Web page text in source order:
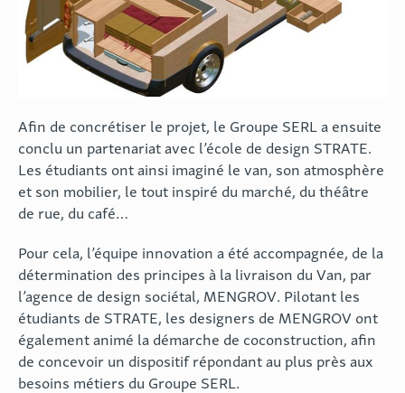
Afin de concrétiser le projet, le Groupe SERL a ensuite
conclu un partenariat avec l’école de design STRATE.
Les étudiants ont ainsi imaginé le van, son atmosphère
et son mobilier, le tout inspiré du marché, du théâtre
de rue, du café…
Pour cela, l’équipe innovation a été accompagnée, de la
détermination des principes à la livraison du Van, par
l’agence de design sociétal, MENGROV. Pilotant les
étudiants de STRATE, les designers de MENGROV ont
également animé la démarche de coconstruction, afin
de concevoir un dispositif répondant au plus près aux
besoins métiers du Groupe SERL.